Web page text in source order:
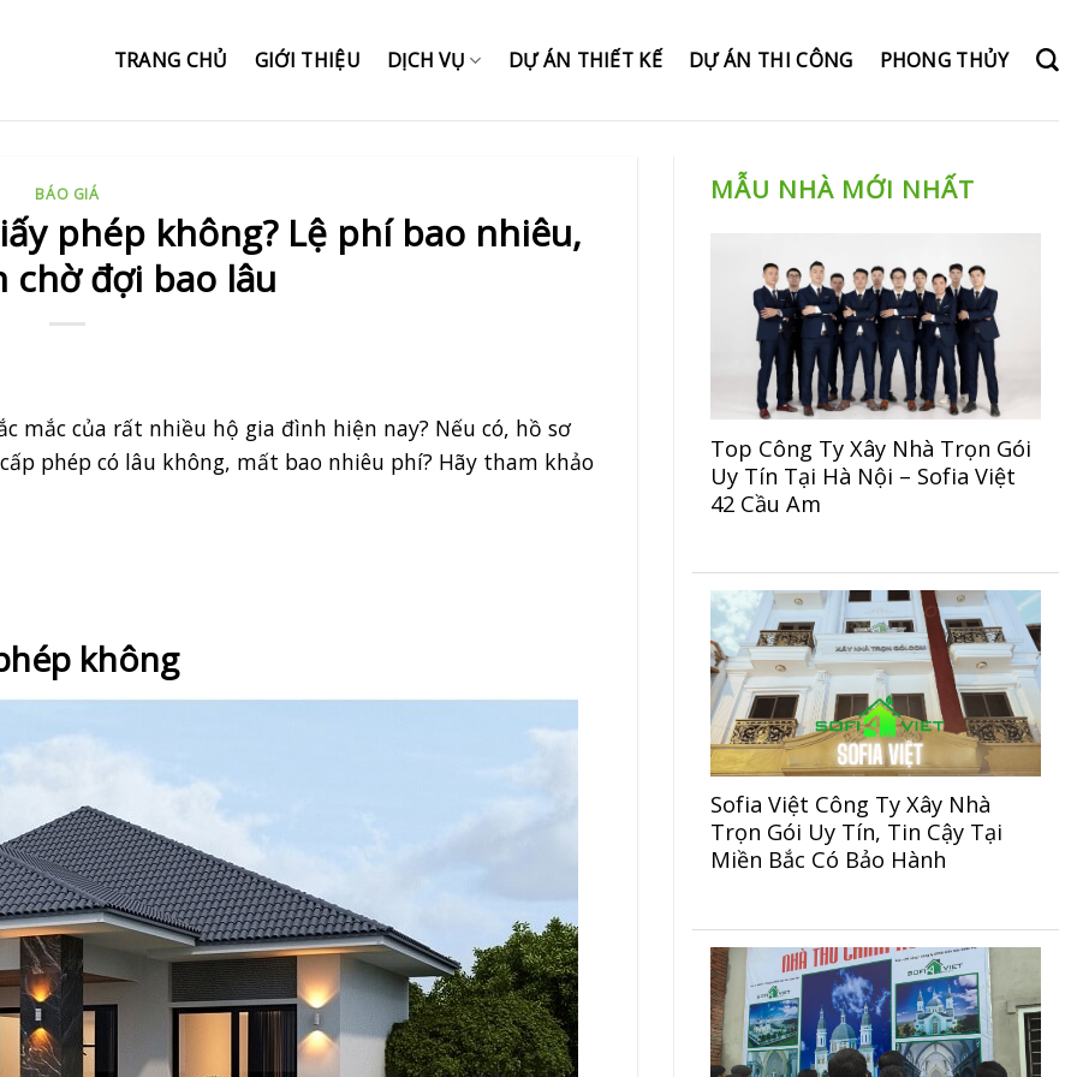
TRANG CHỦ GIỚI THIỆU DỊCH VỤ DỰ ÁN THIẾT KẾ DỰ ÁN THI CÔNG PHONG THỦY
BÁO GIÁ
phép không? Lệ phí bao nhiêu,
chờ đợi bao lâu
mắc của rất nhiều hộ gia đình hiện nay? Nếu có, hồ sơ
phép có lâu không, mất bao nhiêu phí? Hãy tham khảo
không
MẪU NHÀ MỚI NHẤT
Top Công Ty Xây Nhà Trọn Gói
Uy Tín Tại Hà Nội – Sofia Việt
42 Cầu Am
Sofia Việt Công Ty Xây Nhà
Trọn Gói Uy Tín, Tin Cậy Tại
Miền Bắc Có Bảo Hành